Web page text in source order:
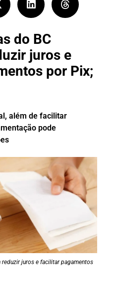
do BC
juros e
por Pix;
além de facilitar
pode
juros e facilitar pagamentos